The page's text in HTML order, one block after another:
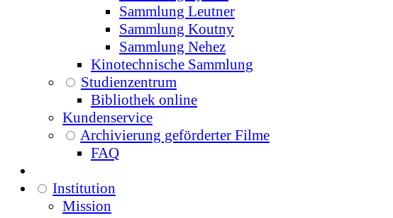
Sammlung Leutner
Sammlung Koutny
Sammlung Nehez
Kinotechnische Sammlung
Studienzentrum
Bibliothek online
Kundenservice
Archivierung geförderter Filme
FAQ
Institution
Mission